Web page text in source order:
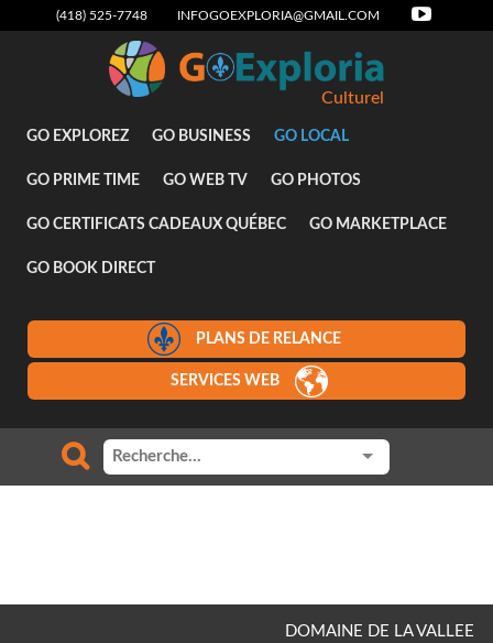
(418) 525-7748 INFOGOEXPLORIA@GMAIL.COM
Culturel
GO EXPLOREZ GO BUSINESS GO LOCAL
GO PRIME TIME GO WEB TV GO PHOTOS
GO CERTIFICATS CADEAUX QUÉBEC GO MARKETPLACE
GO BOOK DIRECT
PLANS DE RELANCE
SERVICES WEB
DOMAINE DE LA VALLEE